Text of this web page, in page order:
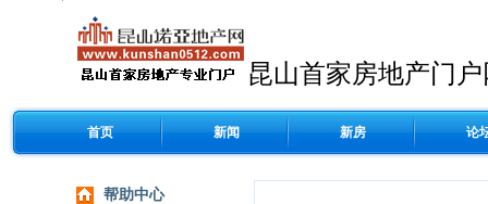
昆山首家房地产门
首页 新闻 新房 论
帮助中心